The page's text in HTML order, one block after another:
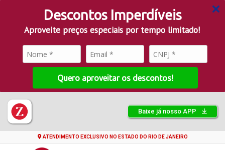
Descontos Imperdíveis
Aproveite preços especiais por tempo limitado!
Quero aproveitar os descontos!
Baixe já nosso APP
ATENDIMENTO EXCLUSIVO NO ESTADO DO RIO DE JANEIRO